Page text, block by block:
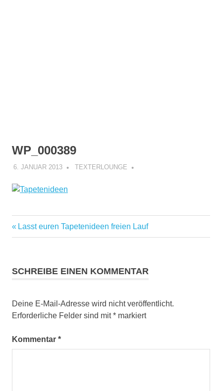
WP_000389
6. JANUAR 2013 TEXTERLOUNGE
Beitragsnavigation
Vorheriger
Beitrag:
Lasst euren Tapetenideen freien Lauf
SCHREIBE EINEN KOMMENTAR
Deine E-Mail-Adresse wird nicht veröffentlicht.
Erforderliche Felder sind mit* markiert
Kommentar *